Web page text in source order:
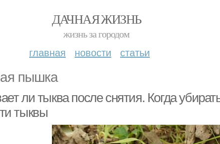
ДАЧНАЯ ЖИЗНЬ
жизнь за городом
главная новости статьи
пышка
ли тыква после снятия. Когда
тыквы